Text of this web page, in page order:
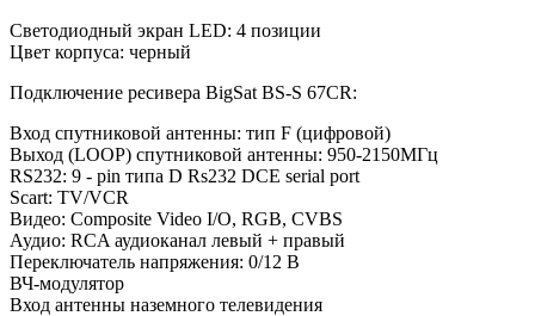
Светодиодный экран LED: 4 позиции
Цвет корпуса: черный
Подключение ресивера BigSat BS-S 67CR:
Вход спутниковой антенны: тип F (цифровой)
Выход (LOOP) спутниковой антенны: 950-2150МГц
RS232: 9 - pin типа D Rs232 DCE serial port
Scart: TV/VCR
Видео: Composite Video I/O, RGB, CVBS
Аудио: RCA аудиоканал левый + правый
Переключатель напряжения: 0/12 В
ВЧ-модулятор
Вход антенны наземного телевидения